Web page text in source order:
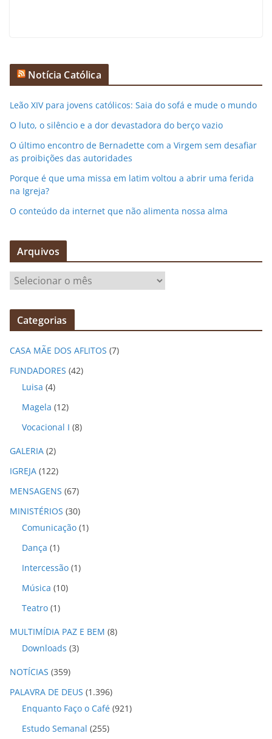
Notícia Católica
Leão XIV para jovens católicos: Saia do sofá e mude o mundo
O luto, o silêncio e a dor devastadora do berço vazio
O último encontro de Bernadette com a Virgem sem desafiar
as proibições das autoridades
Porque é que uma missa em latim voltou a abrir uma ferida
na Igreja?
O conteúdo da internet que não alimenta nossa alma
Arquivos
q
v
o
Categorias
CASA MÃE DOS AFLITOS (7)
FUNDADORES (42)
Luisa (4)
Magela (12)
Vocacional I (8)
GALERIA (2)
IGREJA (122)
MENSAGENS (67)
MINISTÉRIOS (30)
Comunicação (1)
Dança (1)
Intercessão (1)
Música (10)
Teatro (1)
MULTIMÍDIA PAZ E BEM (8)
Downloads (3)
NOTÍCIAS (359)
PALAVRA DE DEUS (1.396)
Enquanto Faço o Café (921)
Estudo Semanal (255)